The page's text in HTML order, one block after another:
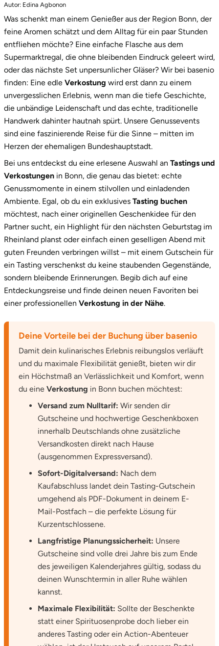
1. Edle Tropfen, feine Aromen und rheinische
Lebensfreude
2. Unsere Tasting-Vielfalt: Für jeden Gaumen
das passende Erlebnis
3. Ein Geschenk, das Eindruck macht: die
exklusive Box
4. Jetzt dein nächstes kulinarisches Abenteuer in
Bonn starten!
Autor: Edina Agbonon
Was schenkt man einem Genießer aus der Region Bonn, der
feine Aromen schätzt und dem Alltag für ein paar Stunden
entfliehen möchte? Eine einfache Flasche aus dem
Supermarktregal, die ohne bleibenden Eindruck geleert wird,
oder das nächste Set unpersunlicher Gläser? Wir bei basenio
finden: Eine edle Verkostung wird erst dann zu einem
unvergesslichen Erlebnis, wenn man die tiefe Geschichte,
die unbändige Leidenschaft und das echte, traditionelle
Handwerk dahinter hautnah spürt. Unsere Genussevents
sind eine faszinierende Reise für die Sinne – mitten im
Herzen der ehemaligen Bundeshauptstadt.
Bei uns entdeckst du eine erlesene Auswahl an Tastings und
Verkostungen in Bonn, die genau das bietet: echte
Genussmomente in einem stilvollen und einladenden
Ambiente. Egal, ob du ein exklusives Tasting buchen
möchtest, nach einer originellen Geschenkidee für den
Partner sucht, ein Highlight für den nächsten Geburtstag im
Rheinland planst oder einfach einen geselligen Abend mit
guten Freunden verbringen willst – mit einem Gutschein für
ein Tasting verschenkst du keine staubenden Gegenstände,
sondern bleibende Erinnerungen. Begib dich auf eine
Entdeckungsreise und finde deinen neuen Favoriten bei
einer professionellen Verkostung in der Nähe.
Deine Vorteile bei der Buchung über basenio
Damit dein kulinarisches Erlebnis reibungslos verläuft
und du maximale Flexibilität genießt, bieten wir dir
ein Höchstmaß an Verlässlichkeit und Komfort, wenn
du eine Verkostung in Bonn buchen möchtest:
Versand zum Nulltarif: Wir senden dir
Gutscheine und hochwertige Geschenkboxen
innerhalb Deutschlands ohne zusätzliche
Versandkosten direkt nach Hause
(ausgenommen Expressversand).
Sofort-Digitalversand: Nach dem
Kaufabschluss landet dein Tasting-Gutschein
umgehend als PDF-Dokument in deinem E-
Mail-Postfach – die perfekte Lösung für
Kurzentschlossene.
Langfristige Planungssicherheit: Unsere
Gutscheine sind volle drei Jahre bis zum Ende
des jeweiligen Kalenderjahres gültig, sodass du
deinen Wunschtermin in aller Ruhe wählen
kannst.
Maximale Flexibilität: Sollte der Beschenkte
statt einer Spirituosenprobe doch lieber ein
anderes Tasting oder ein Action-Abenteuer